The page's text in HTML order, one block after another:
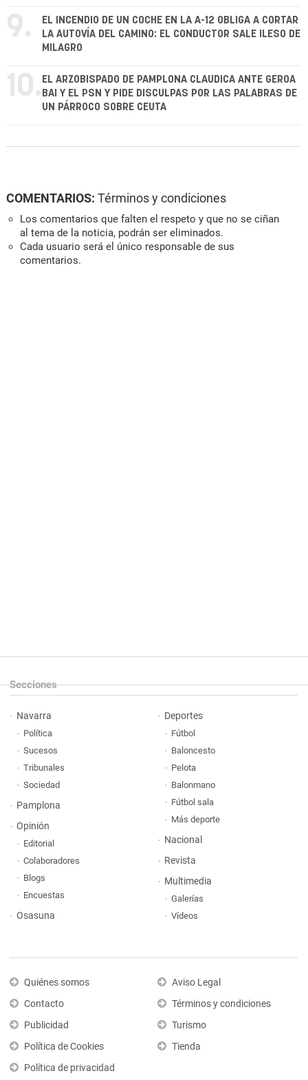
9.
EL INCENDIO DE UN COCHE EN LA A-12 OBLIGA A CORTAR
LA AUTOVÍA DEL CAMINO: EL CONDUCTOR SALE ILESO DE
MILAGRO
10. EL ARZOBISPADO DE PAMPLONA CLAUDICA ANTE GEROA
BAI Y EL PSN Y PIDE DISCULPAS POR LAS PALABRAS DE
UN PÁRROCO SOBRE CEUTA
COMENTARIOS: Términos y condiciones
Los comentarios que falten el respeto y que no se ciñan
al tema de la noticia, podrán ser eliminados.
Cada usuario será el único responsable de sus
comentarios.
Secciones
Navarra
Política
Sucesos
Tribunales
Sociedad
Pamplona
Opinión
Editorial
Colaboradores
Blogs
Encuestas
Osasuna
Deportes
Fútbol
Baloncesto
Pelota
Balonmano
Fútbol sala
Más deporte
Nacional
Revista
Multimedia
Galerías
Vídeos
Quiénes somos
Contacto
Publicidad
Política de Cookies
Política de privacidad
Aviso Legal
Términos y condiciones
Turismo
Tienda